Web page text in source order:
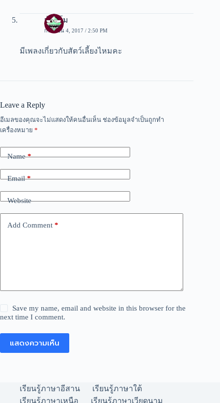
น้องโม
กันยายน 4, 2017 / 2:50 PM
มีเพลงเกี่ยวกับสัตว์เลี้ยงไหมคะ
Leave a Reply
อีเมลของคุณจะไม่แสดงให้คนอื่นเห็น ช่องข้อมูลจำเป็นถูกทำ
เครื่องหมาย *
Name*
Email*
Website
Add Comment *
Save my name, email and website in this browser for the
next time I comment.
แสดงความเห็น
เรียนรู้ภาษาอีสาน
เรียนรู้ภาษาใต้
เรียนรู้ภาษาเหนือ
เรียนรู้ภาษาเวียดนาม